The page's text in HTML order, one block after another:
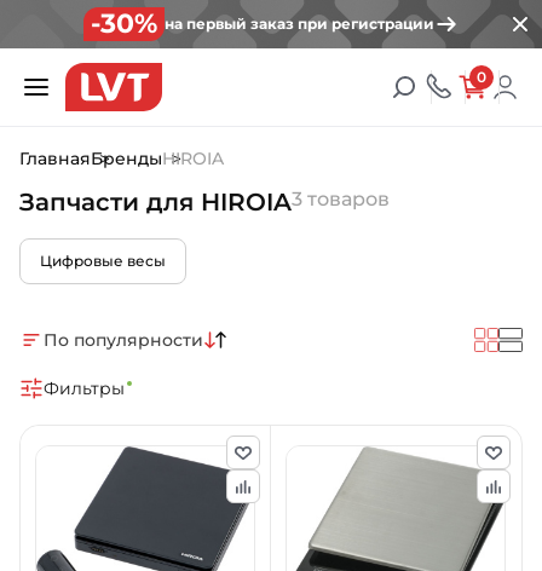
-30% на первый заказ при регистрации
0
ГлавнаяБрендыHIROIA
Запчасти для HIROIA3 товаров
Цифровые весы
По популярности
Фильтры